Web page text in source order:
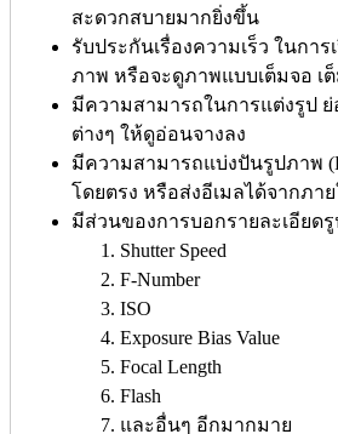
สะดวกสบายมากยิ่งขึ้น
รับประกันเรื่องความเร็ว ในกา
ภาพ หรือจะดูภาพแบบเต็มจอ เ
มีความสามารถในการแต่งรูป
ต่างๆ ให้ดูอ่อนจางลง
มีความสามารถแบ่งปันรูปภาพ
โดยตรง หรือส่งอีเมลได้จากภา
มีส่วนของการบอกรายละเอียด
Shutter Speed
F-Number
ISO
Exposure Bias Value
Focal Length
Flash
และอื่นๆ อีกมากมาย​​​​​​